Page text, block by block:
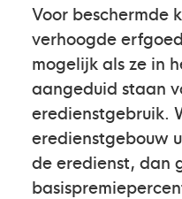
Voor beschermde
verhoogde
mogelijk als ze in
aangeduid staan
eredienstgebruik.
eredienstgebouw
de eredienst, dan